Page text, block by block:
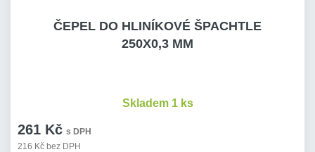
ČEPEL DO HLINÍKOVÉ ŠPACHTLE
250X0,3 MM
261 Kč s DPH
216 Kč bez DPH
Skladem 1 ks